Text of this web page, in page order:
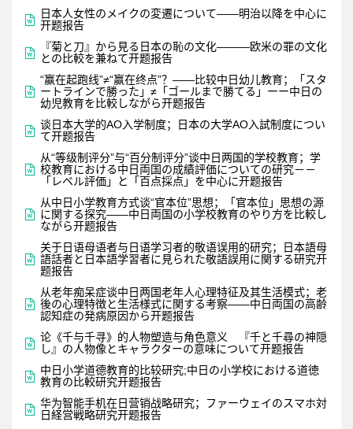
 日本人女性のメイクの変遷について——明治以降を中心に
开题报告

『菊と刀』から見る日本の恥の文化———欧米の罪の文化
との比較を兼ねて开题报告

“赢在起跑线”≠“赢在终点”？――比较中日幼儿教育；「スタ
ートラインで勝った」≠「ゴールまで勝てる」ーー中日の
幼児教育を比較しながら开题报告
 谈日本大学的AO入学制度；日本の大学AO入試制度につい
て开题报告

从“等级制评分”与“百分制评分”谈中日两国的学校教育；学
校教育における中日両国の成績評価についての研究－－
「レベル評価」と「百点採点」を中心に开题报告

从中日小学教育方式谈“官本位”思想；「官本位」思想の源
に関する探究――中日両国の小学校教育のやり方を比較し
ながら开题报告

关于日语母语者与日语学习者的敬语误用的研究；日本語母
語話者と日本語学習者に見られた敬語誤用に関する研究开
题报告

从老年痴呆症谈中日两国老年人心理特征及其生活模式；老
後の心理特徴と生活様式に関する考察――中日両国の高齢
認知症の発病原因から开题报告
 论《千与千寻》的人物塑造与角色意义 『千と千尋の神隠
し』の人物像とキャラクターの意味について开题报告
 中日小学道德教育的比较研究;中日の小学校における道徳
教育の比較研究开题报告
 华为智能手机在日营销战略研究；ファーウェイのスマホ対
日経営戦略研究开题报告